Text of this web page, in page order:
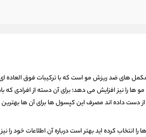
های ضد ریزش مو است که با ترکیبات فوق العاده
را نیز افزایش می دهد؛ برای آن دسته از افرادی
دست داده اند‌ مصرف این کپسول ها برای آن ها بهترین
انتخاب کرده اید بهتر است درباره آن اطلاعات خود را